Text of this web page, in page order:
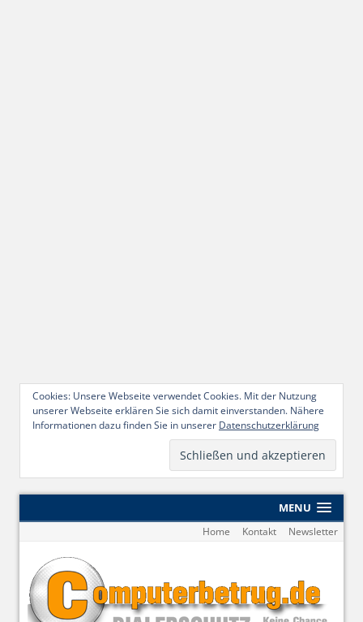
Cookies: Unsere Webseite verwendet Cookies. Mit der Nutzung
unserer Webseite erklären Sie sich damit einverstanden. Nähere
Informationen dazu finden Sie in unserer Datenschutzerklärung
MENU
Home Kontakt Newsletter